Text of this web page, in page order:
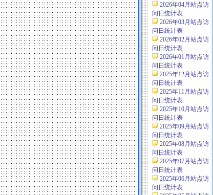
2026年04月站点访
问日统计表
2026年03月站点访
问日统计表
2026年02月站点访
问日统计表
2026年01月站点访
问日统计表
2025年12月站点访
问日统计表
2025年11月站点访
问日统计表
2025年10月站点访
问日统计表
2025年09月站点访
问日统计表
2025年08月站点访
问日统计表
2025年07月站点访
问日统计表
2025年06月站点访
问日统计表